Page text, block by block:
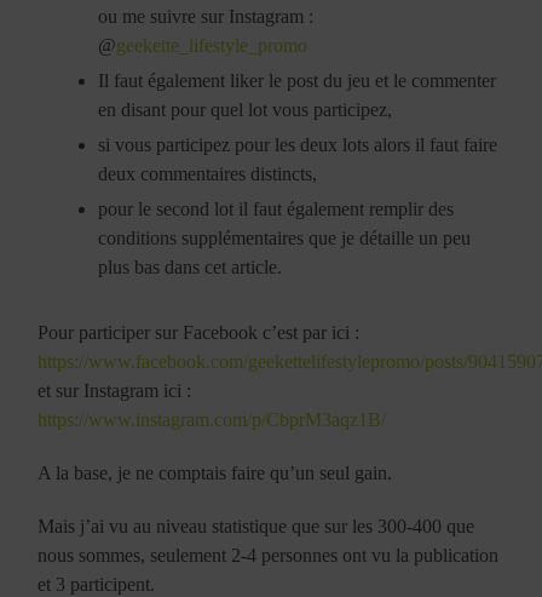
ou me suivre sur Instagram :
@geekette_lifestyle_promo
Il faut également liker le post du jeu et le commenter
en disant pour quel lot vous participez,
si vous participez pour les deux lots alors il faut faire
deux commentaires distincts,
pour le second lot il faut également remplir des
conditions supplémentaires que je détaille un peu
plus bas dans cet article.
Pour participer sur Facebook c’est par ici :
https://www.facebook.com/geekettelifestylepromo/posts/
et sur Instagram ici :
https://www.instagram.com/p/CbprM3aqz1B/
A la base, je ne comptais faire qu’un seul gain.
Mais j’ai vu au niveau statistique que sur les 300-400 que
nous sommes, seulement 2-4 personnes ont vu la publication
et 3 participent.